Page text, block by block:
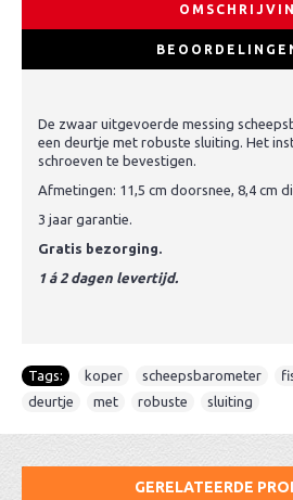
De zwaar uitgevoerde messing
een deurtje met robuste sluiting. Het
schroeven te bevestigen.
Afmetingen: 11,5 cm doorsnee, 8,4 cm
3 jaar garantie.
Gratis bezorging.
1 á 2 dagen levertijd.
Tags: koper scheepsbarometer
deurtje
met robuste sluiting
GERELATEERDE